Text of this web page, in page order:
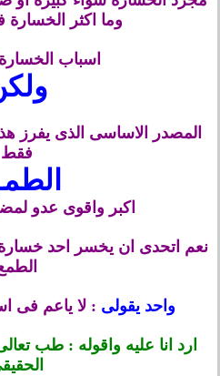
وما اكثر
اسباب
المصدر الاساسى الذى يفرز
فقط
اكبر واقوى عدو
نعم اتحدى ان يخسر احد
واحد يقولى : لا ياعم فى
ارد انا عليه واقوله : طب